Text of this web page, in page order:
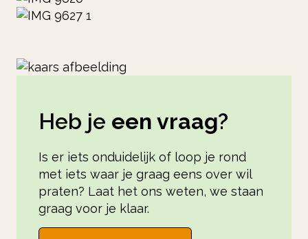
Heb je een vraag?
Is er iets onduidelijk of loop je rond
met iets waar je graag eens over wil
praten? Laat het ons weten, we staan
graag voor je klaar.